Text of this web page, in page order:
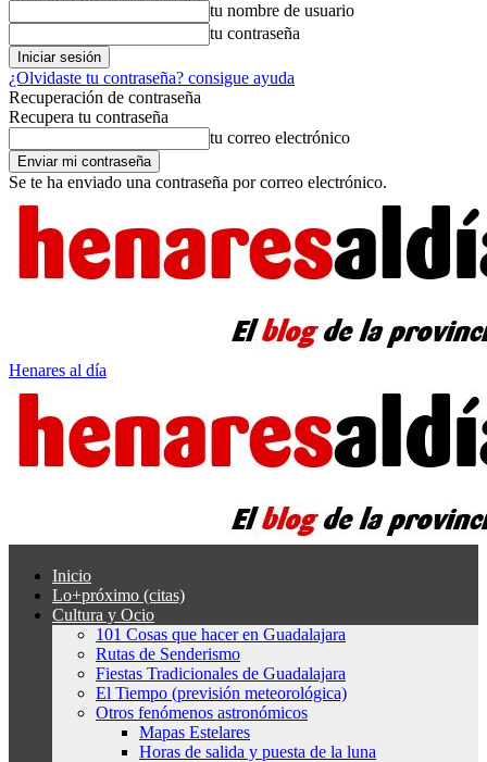
tu nombre de usuario
tu contraseña
¿Olvidaste tu contraseña? consigue ayuda
Recuperación de contraseña
Recupera tu contraseña
tu correo electrónico
Se te ha enviado una contraseña por correo electrónico.
Henares al día
Inicio
Lo+próximo (citas)
Cultura y Ocio
101 Cosas que hacer en Guadalajara
Rutas de Senderismo
Fiestas Tradicionales de Guadalajara
El Tiempo (previsión meteorológica)
Otros fenómenos astronómicos
Mapas Estelares
Horas de salida y puesta de la luna